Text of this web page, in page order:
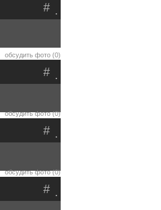
.
#
обсудить фото (0)
.
#
обсудить фото (0)
.
#
обсудить фото (0)
.
#